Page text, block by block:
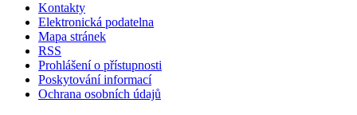
Kontakty
Elektronická podatelna
Mapa stránek
RSS
Prohlášení o přístupnosti
Poskytování informací
Ochrana osobních údajů